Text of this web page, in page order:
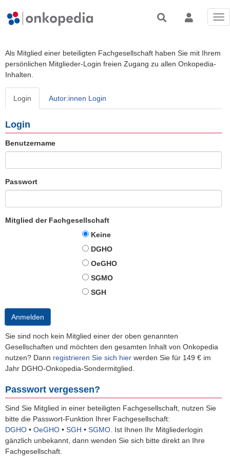
Als Mitglied einer beteiligten Fachgesellschaft haben Sie mit Ihrem
persönlichen Mitglieder-Login freien Zugang zu allen Onkopedia-
Inhalten.
Login Autor:innen Login
Login
Benutzername
Passwort
Mitglied der Fachgesellschaft
Keine
DGHO
OeGHO
SGMO
SGH
Anmelden
Sie sind noch kein Mitglied einer der oben genannten
Gesellschaften und möchten den gesamten Inhalt von Onkopedia
nutzen? Dann registrieren Sie sich hier werden Sie für 149 € im
Jahr DGHO-Onkopedia-Sondermitglied.
Passwort vergessen?
Sind Sie Mitglied in einer beteiligten Fachgesellschaft, nutzen Sie
bitte die Passwort-Funktion Ihrer Fachgesellschaft:
DGHO • OeGHO • SGH • SGMO Ist Ihnen Ihr Mitgliederlogin
gänzlich unbekannt, dann wenden Sie sich bitte direkt an Ihre
Fachgesellschaft.